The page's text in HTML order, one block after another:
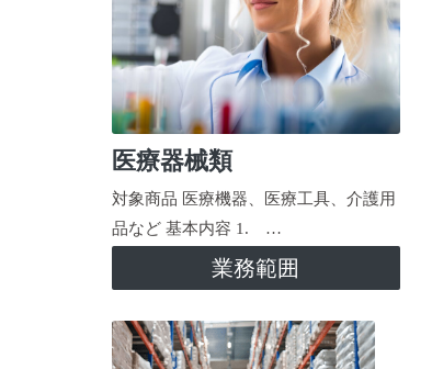
医療器械類
対象商品 医療機器、医療工具、介護用
品など 基本内容 1. …
業務範囲